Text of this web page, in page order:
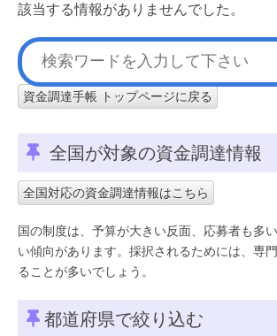
該当する情報がありませんでした。
資金調達手帳 トップページに戻る
全国が対象の資金調達情報
全国対応の資金調達情報はこちら
国の制度は、予算が大きい反面、応募者も多
い傾向があります。採択されるためには、専
ることが多いでしょう。
都道府県で絞り込む